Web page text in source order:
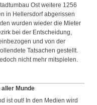
Ost weitere 1256
in Hellersdorf abgerissen
wurden wieder die Mieter
bei der Entscheidung,
und von der
Tatsachen gestellt.
nicht mehr mitspielen.
Munde
ist out! In den Medien wird